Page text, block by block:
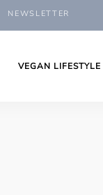
NEWSLETTER
VEGAN LIFESTYLE